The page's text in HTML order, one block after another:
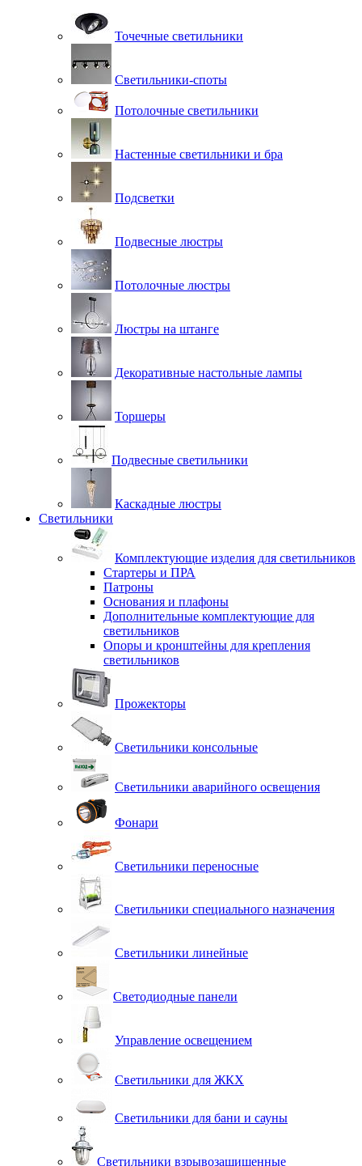
Точечные светильники
Светильники-споты
Потолочные светильники
Настенные светильники и бра
Подсветки
Подвесные люстры
Потолочные люстры
Люстры на штанге
Декоративные настольные лампы
Торшеры
Подвесные светильники
Каскадные люстры
Светильники
Комплектующие изделия для светильников
Стартеры и ПРА
Патроны
Основания и плафоны
Дополнительные комплектующие для
светильников
Опоры и кронштейны для крепления
светильников
Прожекторы
Светильники консольные
Светильники аварийного освещения
Фонари
Светильники переносные
Светильники специального назначения
Светильники линейные
Светодиодные панели
Управление освещением
Светильники для ЖКХ
Светильники для бани и сауны
Светильники взрывозащищенные